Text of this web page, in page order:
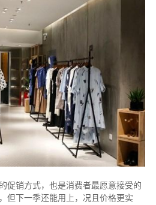
促销方式，也是消费者最愿意接受的
但下一季还能用上，况且价格更实